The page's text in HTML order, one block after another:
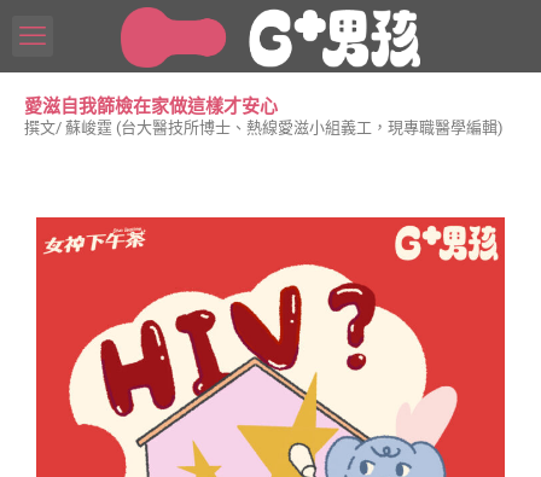
愛滋自我篩檢在家做這樣才安心
撰文/ 蘇峻霆 (台大醫技所博士、熱線愛滋小組義工，現專職醫學編輯)